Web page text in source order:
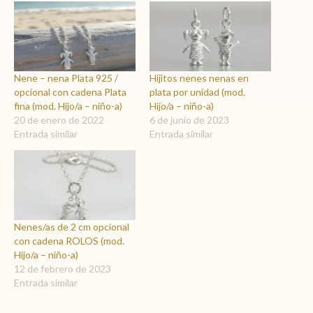
Nene – nena Plata 925 /
opcional con cadena Plata
fina (mod. Hijo/a – niño-a)
20 de enero de 2022
Entrada similar
Hijitos nenes nenas en
plata por unidad (mod.
Hijo/a – niño-a)
6 de junio de 2023
Entrada similar
Nenes/as de 2 cm opcional
con cadena ROLOS (mod.
Hijo/a – niño-a)
12 de febrero de 2023
Entrada similar